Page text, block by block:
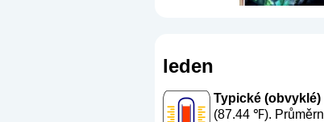
leden
Typické
(87.44 ℉).